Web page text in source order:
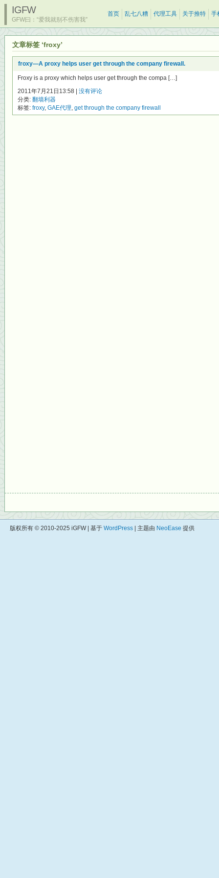
IGFW
GFW曰：“爱我就别不伤害我”
首页 乱七八糟 代理工具 关于推特 手
文章标签 ‘froxy’
froxy—A proxy helps user get through the company firewall.
Froxy is a proxy which helps user get through the compa […]
2011年7月21日13:58 | 没有评论
分类: 翻墙利器
标签: froxy, GAE代理, get through the company firewall
版权所有 © 2010-2025 iGFW | 基于 WordPress | 主题由 NeoEase 提供